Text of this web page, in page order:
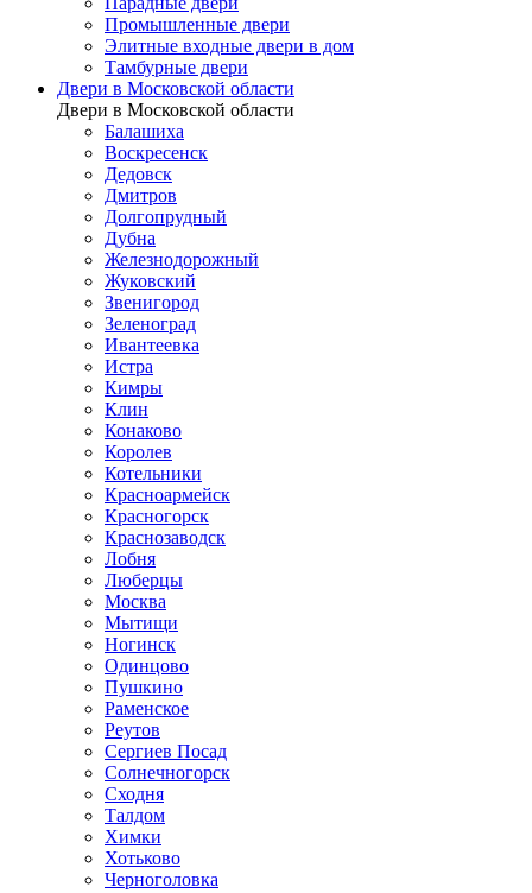
Промышленные двери
Элитные входные двери в дом
Тамбурные двери
Двери в Московской области
Двери в Московской области
Балашиха
Воскресенск
Дедовск
Дмитров
Долгопрудный
Дубна
Железнодорожный
Жуковский
Звенигород
Зеленоград
Ивантеевка
Истра
Кимры
Клин
Конаково
Королев
Котельники
Красноармейск
Красногорск
Краснозаводск
Лобня
Люберцы
Москва
Мытищи
Ногинск
Одинцово
Пушкино
Раменское
Реутов
Сергиев Посад
Солнечногорск
Сходня
Талдом
Химки
Хотьково
Черноголовка